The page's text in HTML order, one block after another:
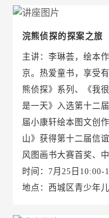
浣熊侦探的探案之旅
主讲：李琳荟，绘本
京。热爱童书，享受
熊侦探》系列、《我
是一天》入选第十二
届小康轩绘本图文创
山》获得第十二届信
风图画书大赛首奖、
时间：7月25日10:00-
地点：西城区青少年